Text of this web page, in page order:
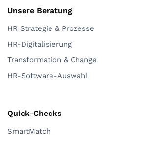
Unsere Beratung
HR Strategie & Prozesse
HR-Digitalisierung
Transformation & Change
HR-Software-Auswahl
Quick-Checks
SmartMatch